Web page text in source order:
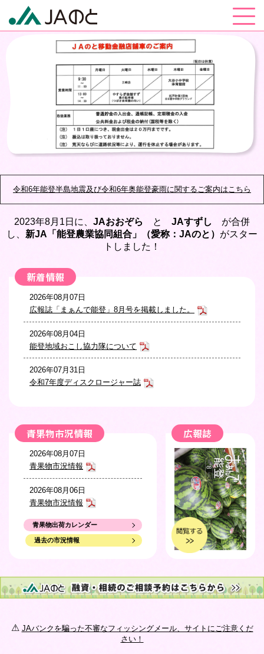
令和6年能登半島地震及び令和6年奥能登豪雨に関するご案内はこちら
2023年8月1日に、 JAおおぞら と JAすずし
が合併
し、 新JA「能登農業協同組合」（愛称：JAのと） がスター
トしました！
新着情報
2026年08月07日
広報誌「まぁんで能登」8月号を掲載しました。
2026年08月04日
能登地域おこし協力隊について
2026年07月31日
令和7年度ディスクロージャー誌
2026年07月09日
広報誌「まぁんで能登」7月号を掲載しました。
2026年07月07日
令和8年産 能登棚田米ガイドラインについて
令和8年産 能登米特別栽培米ガイドラインについて
編）
2026年07月02日
青果物市況情報
2026年08月07日
青果物市況情報
2026年08月06日
青果物市況情報
2026年08月04日
青果物市況情報
青果物市況情報
2026年08月01日
青果物出荷カレンダー
過去の市況情報
広報誌
⚠ JAバンクを騙った不審なフィッシングメール、サイトにご注意くだ
さい！